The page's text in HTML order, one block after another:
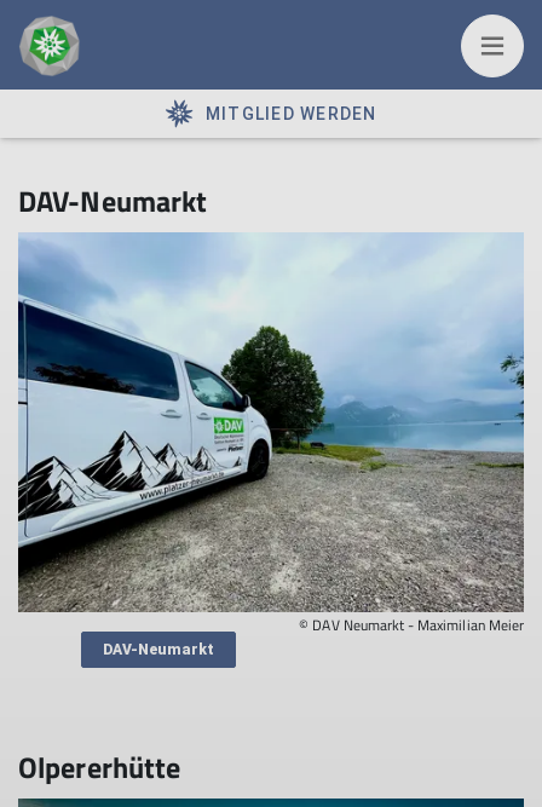
MITGLIED WERDEN
DAV-Neumarkt
© DAV Neumarkt - Maximilian Meier
DAV-Neumarkt
Olpererhütte